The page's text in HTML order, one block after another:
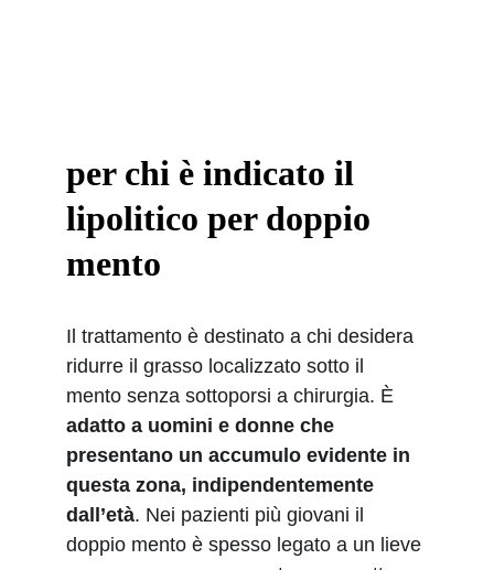
per chi è indicato il
lipolitico per doppio
mento
Il trattamento è destinato a chi desidera
ridurre il grasso localizzato sotto il
mento senza sottoporsi a chirurgia. È
adatto a uomini e donne che
presentano un accumulo evidente in
questa zona, indipendentemente
dall’età. Nei pazienti più giovani il
doppio mento è spesso legato a un lieve